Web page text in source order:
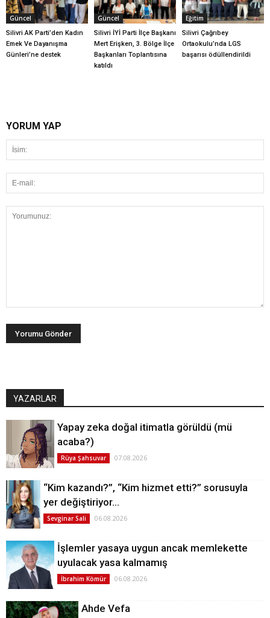
Güncel
Silivri AK Parti’den Kadın
Emek Ve Dayanışma
Günleri’ne destek
Güncel
Silivri İYİ Parti İlçe Başkanı
Mert Erişken, 3. Bölge İlçe
Başkanları Toplantısına
katıldı
Eğitim
Silivri Çağrıbey
Ortaokulu’nda LGS
başarısı ödüllendirildi
YORUM YAP
YAZARLAR
Yapay zeka doğal itimatla görüldü (mü
acaba?)
Rüya Şahsuvar 07.08.2026
“Kim kazandı?”, “Kim hizmet etti?” sorusuyla
yer değiştiriyor…
Sevginar Sali 06.08.2026
İşlemler yasaya uygun ancak memlekette
uyulacak yasa kalmamış
İbrahim Kömür 06.08.2026
Ahde Vefa